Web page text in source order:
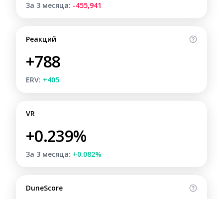
За 3 месяца: -455,941
Реакций
+788
ERV: +405
VR
+0.239%
За 3 месяца: +0.082%
DuneScore